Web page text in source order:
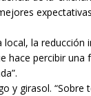
la
hace percibir una
y girasol.